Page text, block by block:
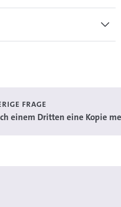
FRAGE
einem Dritten eine Kopie